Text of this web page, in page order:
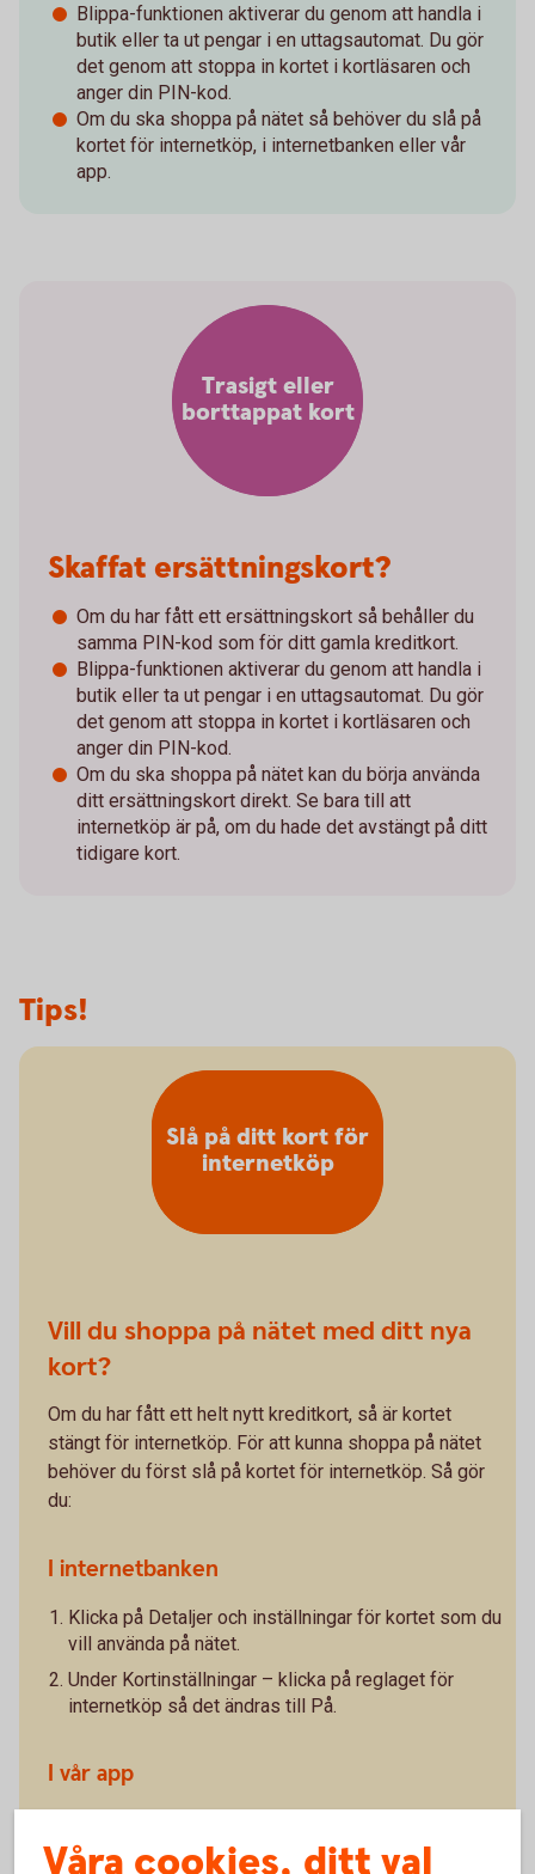
Blippa-funktionen aktiverar du genom att handla i
butik eller ta ut pengar i en uttagsautomat. Du gör
det genom att stoppa in kortet i kortläsaren och
anger din PIN-kod.
Om du ska shoppa på nätet så behöver du slå på
kortet för internetköp, i internetbanken eller vår
app.
Trasigt eller
borttappat kort
Skaffat ersättningskort?
Om du har fått ett ersättningskort så behåller du
samma PIN-kod som för ditt gamla kreditkort.
Blippa-funktionen aktiverar du genom att handla i
butik eller ta ut pengar i en uttagsautomat. Du gör
det genom att stoppa in kortet i kortläsaren och
anger din PIN-kod.
Om du ska shoppa på nätet kan du börja använda
ditt ersättningskort direkt. Se bara till att
internetköp är på, om du hade det avstängt på ditt
tidigare kort.
Tips!
Slå på ditt kort för
internetköp
Vill du shoppa på nätet med ditt nya
kort?
Om du har fått ett helt nytt kreditkort, så är kortet
stängt för internetköp. För att kunna shoppa på nätet
behöver du först slå på kortet för internetköp. Så gör
du:
I internetbanken
Klicka på Detaljer och inställningar för kortet som du
vill använda på nätet.
Under Kortinställningar – klicka på reglaget för
internetköp så det ändras till På.
I vår app
Klicka på reglaget för Internetköp så det ändras till
Våra cookies, ditt val